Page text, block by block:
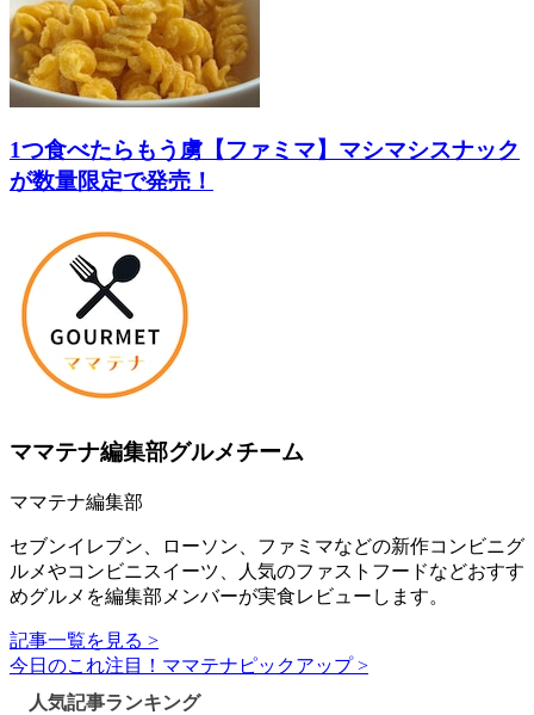
1つ食べたらもう虜【ファミマ】マシマシスナック
が数量限定で発売！
ママテナ編集部グルメチーム
ママテナ編集部
セブンイレブン、ローソン、ファミマなどの新作コンビニグ
ルメやコンビニスイーツ、人気のファストフードなどおすす
めグルメを編集部メンバーが実食レビューします。
記事一覧を見る >
今日のこれ注目！ママテナピックアップ >
人気記事ランキング